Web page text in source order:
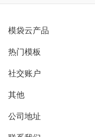
模袋云产品
别墅设计营销
模型协同展示分享
别墅社区
热门模板
欧式别墅
中式别墅
社交账户
B站
抖音
微信公众号
其他
用户服务协议
隐私政策
公司地址